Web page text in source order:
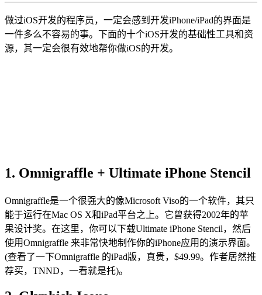
做过iOS开发的程序员，一定会感到开发iPhone/iPad的界面是
一件多么不容易的事。下面的十个iOS开发的基础性工具和资
源，其一定会很有效地帮你做iOS的开发。
1. Omnigraffle + Ultimate iPhone Stencil
Omnigraffle是一个很强大的像Microsoft Viso的一个软件，其只
能于运行在Mac OS X和iPad平台之上。它曾获得2002年的苹
果设计奖。在这里，你可以下载Ultimate iPhone Stencil，然后
使用Omnigraffle 来非常快地制作你的iPhone应用的演示界面。
(查看了一下Omnigraffle 的iPad版，真贵，$49.99。作者居然推
荐买，TNND，一看就是托)。